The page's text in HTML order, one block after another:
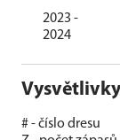
2023 -
2024
# - číslo dresu